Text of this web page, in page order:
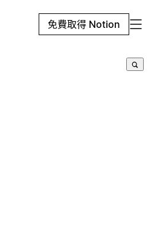
免費取得 Notion